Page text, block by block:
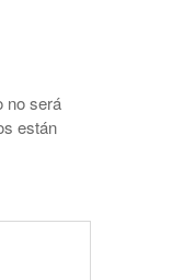
no será
están